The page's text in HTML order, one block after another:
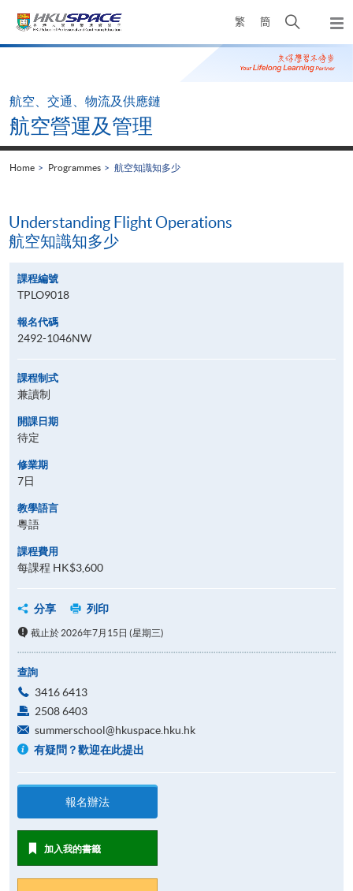
繁 簡
Open
search
panel
Main
航空、交通、物流及供應鏈
航空營運及管理
Home Programmes 航空知識知多少
Understanding Flight Operations
航空知識知多少
課程編號
TPLO9018
報名代碼
2492-1046NW
課程制式
兼讀制
開課日期
待定
修業期
7日
教學語言
粵語
課程費用
每課程 HK$3,600
分享 列印
截止於 2026年7月15日 (星期三)
查詢
3416 6413
2508 6403
summerschool@hkuspace.hku.hk
有疑問？歡迎在此提出
報名辦法
加入我的書籤